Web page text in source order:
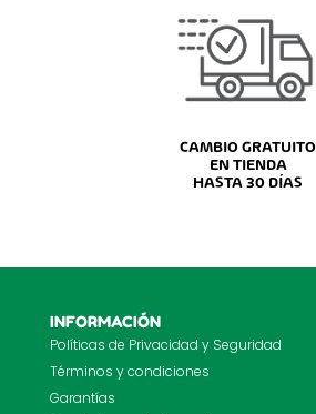
CAMBIO GRATUITO
EN TIENDA
HASTA 30 DÍAS
INFORMACIÓN
Políticas de Privacidad y Seguridad
Términos y condiciones
Garantías